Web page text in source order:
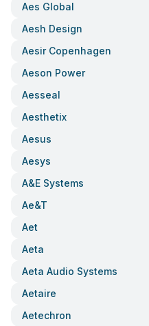
Aes Global
Aesh Design
Aesir Copenhagen
Aeson Power
Aesseal
Aesthetix
Aesus
Aesys
A&e Systems
Ae&t
Aet
Aeta
Aeta Audio Systems
Aetaire
Aetechron